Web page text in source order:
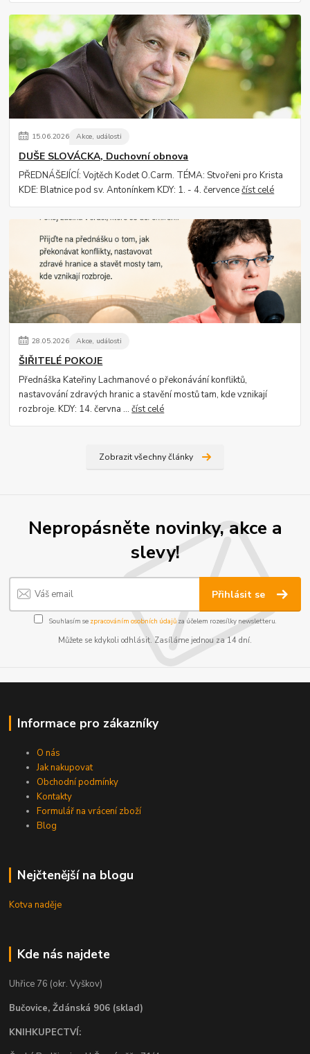
15.06.2026 Akce, události
DUŠE SLOVÁCKA, Duchovní obnova
PŘEDNÁŠEJÍCÍ: Vojtěch Kodet O.Carm. TÉMA: Stvořeni pro Krista
KDE: Blatnice pod sv. Antonínkem KDY: 1. - 4. červencečíst celé
28.05.2026 Akce, události
ŠIŘITELÉ POKOJE
Přednáška Kateřiny Lachmanové o překonávání konfliktů,
nastavování zdravých hranic a stavění mostů tam, kde vznikají
rozbroje. KDY: 14. června ...číst celé
Zobrazit všechny články
Nepropásněte novinky, akce a
slevy!
Přihlásit se
Souhlasím se zpracováním osobních údajůza účelem rozesílky newsletteru.
Můžete se kdykoli odhlásit. Zasíláme jednou za 14 dní.
Informace pro zákazníky
O nás
Jak nakupovat
Obchodní podmínky
Kontakty
Formulář na vrácení zboží
Blog
Nejčtenější na blogu
Kotva naděje
Kde nás najdete
Uhřice 76 (okr. Vyškov)
Bučovice, Ždánská 906 (sklad)
KNIHKUPECTVÍ: